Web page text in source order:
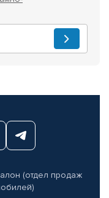
(отдел продаж